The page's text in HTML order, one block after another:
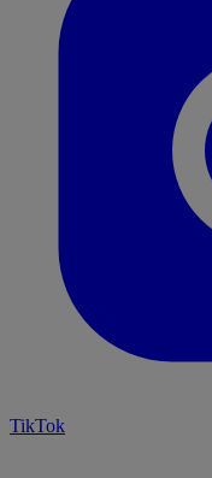
TikTok